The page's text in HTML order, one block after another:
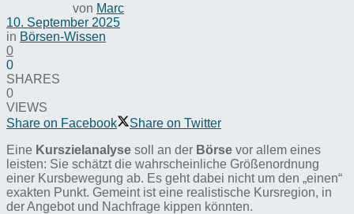
von Marc
10. September 2025
in Börsen-Wissen
0
0
SHARES
0
VIEWS
Share on Facebook
Share on Twitter
Eine Kurszielanalyse soll an der Börse vor allem eines
leisten: Sie schätzt die wahrscheinliche Größenordnung
einer Kursbewegung ab. Es geht dabei nicht um den „einen“
exakten Punkt. Gemeint ist eine realistische Kursregion, in
der Angebot und Nachfrage kippen könnten.